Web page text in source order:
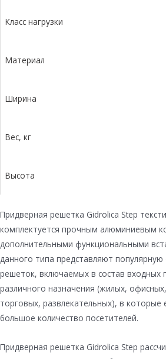
Класс нагрузки
Материал
Ширина
Вес, кг
Высота
Придверная решетка Gidrolica Step
комплектуется прочным алюминиевым
дополнительными функциональными
данного типа представляют
решеток, включаемых в состав входных
различного назначения (жилых,
торговых, развлекательных), в
большое количество посетителей.
Придверная решетка Gidrolica Step